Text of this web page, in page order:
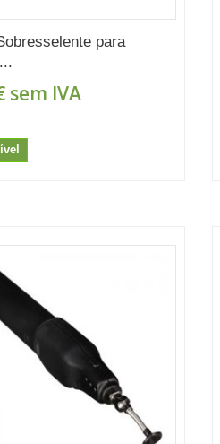
para
sem IVA